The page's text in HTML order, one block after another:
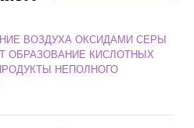
ВОЗДУХА ОКСИДАМИ СЕРЫ
ОБРАЗОВАНИЕ КИСЛОТНЫХ
НЕПОЛНОГО